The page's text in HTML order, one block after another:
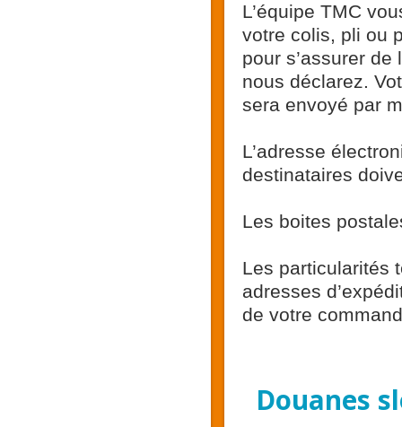
L’équipe TMC
votre colis, pli ou
pour s’assurer
nous déclarez.
sera envoyé par
L’adresse
destinataires
Les boites
Les particularités
adresses
de votre
Douanes